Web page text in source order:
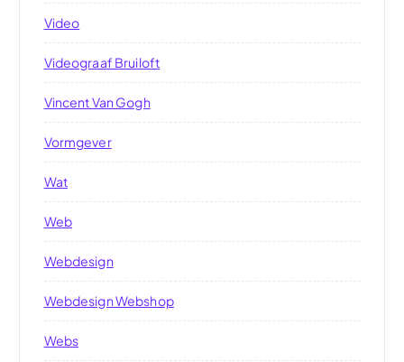
Video
Videograaf Bruiloft
Vincent Van Gogh
Vormgever
Wat
Web
Webdesign
Webdesign Webshop
Webs